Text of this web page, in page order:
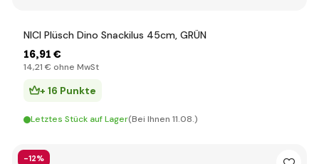
NICI Plüsch Dino Snackilus 45cm, GRÜN
16,91 €
14,21 € ohne MwSt
+ 16 Punkte
Letztes Stück auf Lager(Bei Ihnen 11.08.)
-12%